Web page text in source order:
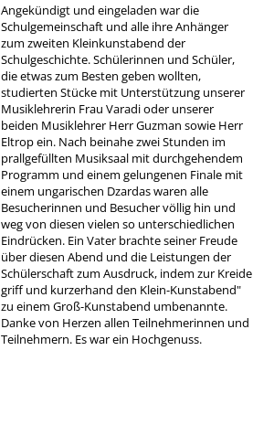
Angekündigt und eingeladen war die
Schulgemeinschaft und alle ihre Anhänger
zum zweiten Kleinkunstabend der
Schulgeschichte. Schülerinnen und Schüler,
die etwas zum Besten geben wollten,
studierten Stücke mit Unterstützung unserer
Musiklehrerin Frau Varadi oder unserer
beiden Musiklehrer Herr Guzman sowie Herr
Eltrop ein. Nach beinahe zwei Stunden im
prallgefüllten Musiksaal mit durchgehendem
Programm und einem gelungenen Finale mit
einem ungarischen Dzardas waren alle
Besucherinnen und Besucher völlig hin und
weg von diesen vielen so unterschiedlichen
Eindrücken. Ein Vater brachte seiner Freude
über diesen Abend und die Leistungen der
Schülerschaft zum Ausdruck, indem zur Kreide
griff und kurzerhand den Klein-Kunstabend"
zu einem Groß-Kunstabend umbenannte.
Danke von Herzen allen Teilnehmerinnen und
Teilnehmern. Es war ein Hochgenuss.